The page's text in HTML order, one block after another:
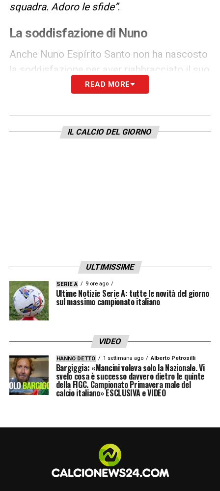
squadra. Adoro le sfide”.
La soddisfazione di Nuno
Anche Nuno Espírito Santo non ha nascosto
la soddisfazione per aver riabbracciato il suo
“Siamo molto felici di accogliere
sue qualità uniche ci daranno un’opzione
diversa per attaccare le aree avversarie da
PROMO CHAMPIONS LEAGUE
OgniGOL
in Champions League è un colpo
vincente. Fino a
squadre fino a un massimo di 70€
Verifica termini e condizioni
suLottomaticaeGoldbet
READ MORE
IL CALCIO DEL GIORNO
ULTIMISSIME
SERIE A 9 ore ago
Ultime Notizie Serie A: tutte le novità del giorno
sul massimo campionato italiano
VIDEO
HANNO DETTO 1 settimana ago Alberto Petrosilli
Bargiggia: «Mancini voleva solo la Nazionale. Vi
svelo cosa è successo davvero dietro le quinte
della FIGC. Campionato Primavera male del
calcio italiano» ESCLUSIVA e VIDEO